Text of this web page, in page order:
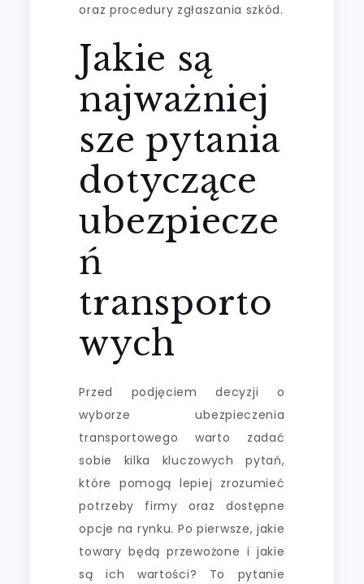
oraz procedury zgłaszania szkód.
Jakie są
najważniej
sze pytania
dotyczące
ubezpiecze
ń
transporto
wych
Przed podjęciem decyzji o
wyborze ubezpieczenia
transportowego warto zadać
sobie kilka kluczowych pytań,
które pomogą lepiej zrozumieć
potrzeby firmy oraz dostępne
opcje na rynku. Po pierwsze, jakie
towary będą przewożone i jakie
są ich wartości? To pytanie